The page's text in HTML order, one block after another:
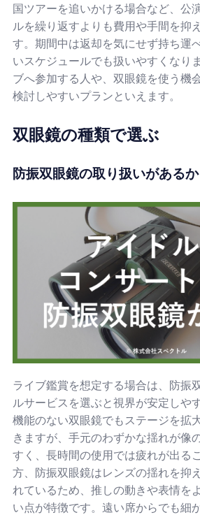
国ツアーを追いかける場合など、公
ルを繰り返すよりも費用や手間を抑
す。期間中は返却を気にせず持ち運
いスケジュールでも扱いやすくなり
ブへ参加する人や、双眼鏡を使う機
検討しやすいプランといえます。
双眼鏡の種類で選ぶ
防振双眼鏡の取り扱いがあるか
ライブ鑑賞を想定する場合は、防振
ルサービスを選ぶと視界が安定しや
機能のない双眼鏡でもステージを拡
きますが、手元のわずかな揺れが像
すく、長時間の使用では疲れが出る
方、防振双眼鏡はレンズの揺れを抑
れているため、推しの動きや表情を
い点が特徴です。遠い席からでも細